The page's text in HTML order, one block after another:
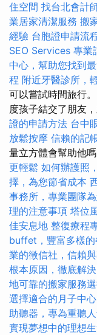
住空間 找台北會計
業居家清潔服務 搬
經驗 台胞證申請流
SEO Services 專業
中心，幫助您找到
程 附近牙醫診所，
可以嘗試時間旅行
度孩子結交了朋友
證的申請方法 台中
放鬆按摩 信賴的記
量立方體會幫助他嗎
更輕鬆 如何辦護照
擇，為您節省成本
事務所，專業團隊
理的注意事項 塔位
佳安息地 整復療程
buffet，豐富多樣
業的徵信社，信賴
根本原因，徹底解
地可靠的搬家服務
選擇適合的月子中
助聽器，專為重聽
實現夢想中的理想